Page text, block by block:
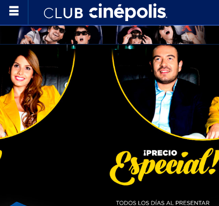
Club Cinépolis®
Promociones